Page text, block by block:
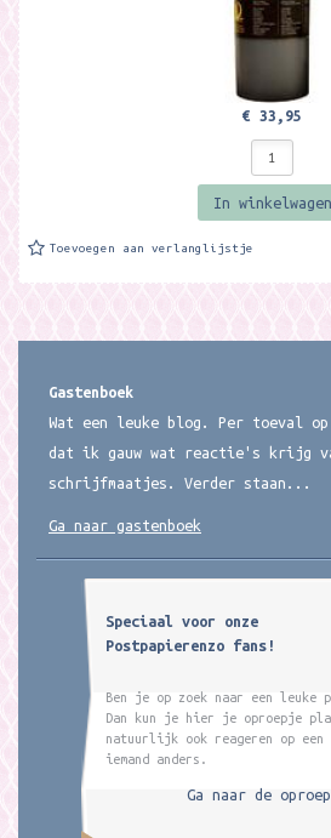
€ 33,95
In winkelwagen
Toevoegen aan verlanglijstje
Gastenboek
Wat een leuke blog. Per toeval op
dat ik gauw wat reactie's krijg
schrijfmaatjes. Verder staan...
Ga naar gastenboek
Speciaal voor onze
Postpapierenzo fans!
Ben je op zoek naar een leuke
Dan kun je hier je oproepje
natuurlijk ook reageren op een
iemand anders.
Ga naar de